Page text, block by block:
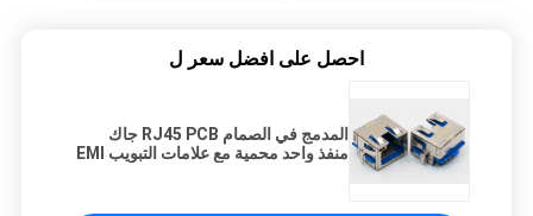
احصل على افضل سعر ل
المدمج في الصمام RJ45 PCB جاك
منفذ واحد محمية مع علامات التبويب EMI